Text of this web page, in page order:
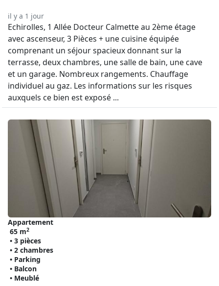
il y a 1 jour
Echirolles, 1 Allée Docteur Calmette au 2ème étage
avec ascenseur, 3 Pièces + une cuisine équipée
comprenant un séjour spacieux donnant sur la
terrasse, deux chambres, une salle de bain, une cave
et un garage. Nombreux rangements. Chauffage
individuel au gaz. Les informations sur les risques
auxquels ce bien est exposé ...
Appartement
65 m2
• 3 pièces
• 2 chambres
• Parking
• Balcon
• Meublé